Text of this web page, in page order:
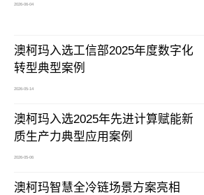
2026-06-04
澳柯玛入选工信部2025年度数字化
转型典型案例
2026-05-14
澳柯玛入选2025年先进计算赋能新
质生产力典型应用案例
2026-05-06
澳柯玛智慧全冷链场景方案亮相